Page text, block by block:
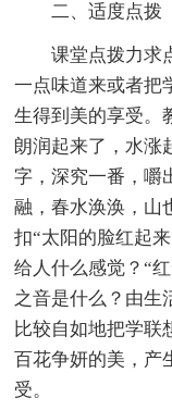
二、适度点拨
课堂点拨力求
一点味道来或者把
生得到美的享受。
朗润起来了，水涨
字，深究一番，嚼
融，春水涣涣，山
扣“太阳的脸红起
给人什么感觉？“
之音是什么？由生
比较自如地把学联
百花争妍的美，产
受。